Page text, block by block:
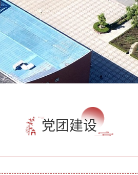
党团建设